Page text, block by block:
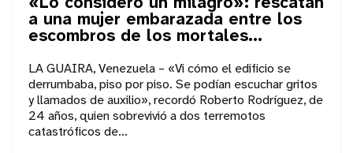
a una mujer embarazada entre los
escombros de los mortales...
LA GUAIRA, Venezuela – «Vi cómo el edificio se
derrumbaba, piso por piso. Se podían escuchar gritos
y llamados de auxilio», recordó Roberto Rodríguez, de
24 años, quien sobrevivió a dos terremotos
catastróficos de...